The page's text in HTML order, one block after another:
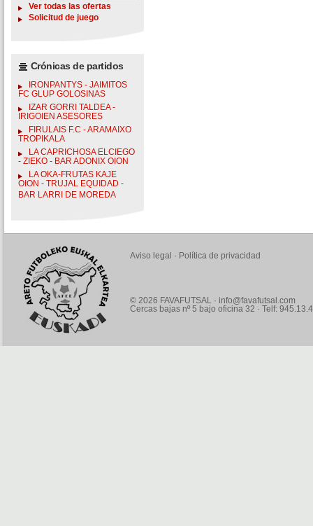
Ver todas las ofertas
Solicitud de juego
Crónicas de partidos
IRONPANTYS - JAIMITOS
FC GLUP GOLOSINAS
IZAR GORRI TALDEA -
IRIGOIEN ASESORES
FIRULAIS F.C - ARAMAIXO
TROPIKALA
LA CAPRICHOSA ELCIEGO
- ZIEKO - BAR ADONIX OION
LA OKA-FRUTAS KAJE
OION - TRUJAL EQUIDAD -
BAR LARRI DE MOREDA
Aviso legal · Política de privacidad
© 2026 FAVAFUTSAL · info@favafutsal.com
Cercas bajas nº 5 bajo oficina 32 · Telf: